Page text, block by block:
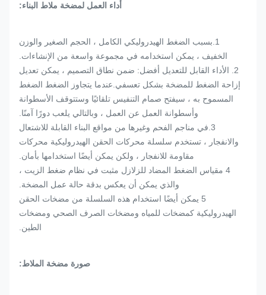
أداء العمل لمضخة ملاط ​​البناء:
1.بسبب الضغط الهيدروليكي الكامل ، الحجم الصغير والوزن
الخفيف ، يمكن استخدامه في مجموعة واسعة من الإنشاءات.
2. الأداء القابل للتعديل أفضل: ضمن نطاق التصميم ، يمكن تعديل
إزاحة الضغط للمضخة بشكل تعسفي.عندما يتجاوز الضغط الضغط
المسموح به ، سيفتح صمام التنفيس تلقائيًا وستتوقف الأسطوانة
وأسطوانة العمل عن العمل ، وبالتالي يلعب دورًا آمنًا.
3.في مناجم الفحم وغيرها من مواقع البناء القابلة للاشتعال
والانفجار ، تستخدم سلسلة محركات الحقن الهيدروليكية محركات
مقاومة للانفجار ، ولكن يمكن أيضًا استخدامها بأمان.
4 مقياس الضغط المضاد للزلازل مثبت في نظام ضغط الزيت ،
والذي يمكن أن يعكس بدقة حالة عمل المضخة.
5 يمكن أيضًا استخدام هذه السلسلة من مضخات الحقن
الهيدروليكية كمضخات للمياه ومضخات الصرف الصحي ومضخات
الطين.
صورة مضخة الملاط: